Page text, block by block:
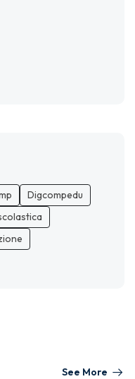
Digcompedu
See More